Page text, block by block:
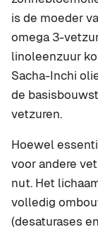
is de moeder
omega 3-
linoleenzuur
Sacha-Inchi
de
vetzuren.
Hoewel
voor andere
nut. Het
volledig
(desaturases